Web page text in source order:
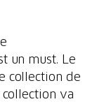
un must. Le
collection de
va